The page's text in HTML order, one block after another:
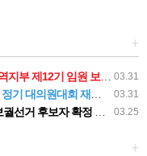
+
03.31
임원 보궐선거결과 공고
03.31
의원대회 재소집 건
03.25
거 후보자 확정 공고
+